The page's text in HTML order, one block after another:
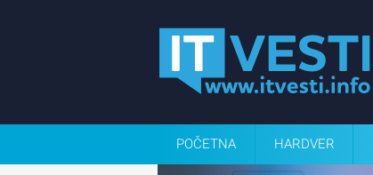
POČETNA HARDVER